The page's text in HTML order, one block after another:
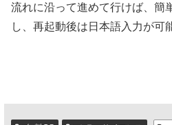
流れに沿って進めて行けば、簡
し、再起動後は日本語入力が可